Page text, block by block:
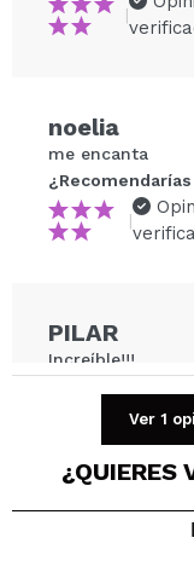
Tu vídeo
|
noelia
me encanta
|
PILAR
Increíble!!!
Ver 1
¿QUIERES